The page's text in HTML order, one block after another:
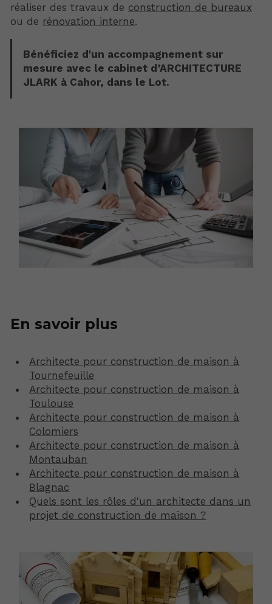
réaliser des travaux de construction de bureaux
ou de rénovation interne.
Bénéficiez d'un accompagnement sur
mesure avec le cabinet d’ARCHITECTURE
JLARK à Cahor, dans le Lot.
En savoir plus
Architecte pour construction de maison à
Tournefeuille
Architecte pour construction de maison à
Toulouse
Architecte pour construction de maison à
Colomiers
Architecte pour construction de maison à
Montauban
Architecte pour construction de maison à
Blagnac
Quels sont les rôles d'un architecte dans un
projet de construction de maison ?